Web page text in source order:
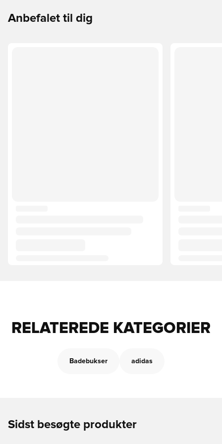
Anbefalet til dig
RELATEREDE KATEGORIER
Badebukser adidas
Sidst besøgte produkter